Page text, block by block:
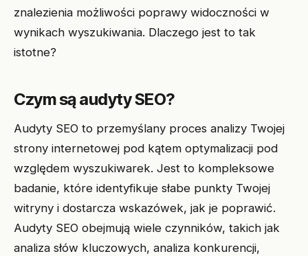
znalezienia możliwości poprawy widoczności w
wynikach wyszukiwania. Dlaczego jest to tak
istotne?
Czym są audyty SEO?
Audyty SEO to przemyślany proces analizy Twojej
strony internetowej pod kątem optymalizacji pod
względem wyszukiwarek. Jest to kompleksowe
badanie, które identyfikuje słabe punkty Twojej
witryny i dostarcza wskazówek, jak je poprawić.
Audyty SEO obejmują wiele czynników, takich jak
analiza słów kluczowych, analiza konkurencji,